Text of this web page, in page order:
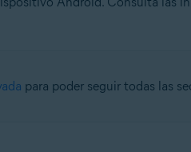
para poder seguir todas las